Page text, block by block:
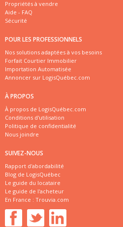
Propriétés à vendre
Aide - FAQ
Sécurité
POUR LES PROFESSIONNELS
Nos solutions adaptées à vos besoins
Forfait Courtier Immobilier
Importation Automatisée
Annoncer sur LogisQuébec.com
À PROPOS
À propos de LogisQuébec.com
Conditions d'utilisation
Politique de confidentialité
Nous joindre
SUIVEZ-NOUS
Rapport d'abordabilité
Blog de LogisQuébec
Le guide du locataire
Le guide de l'acheteur
En France : Trouvia.com